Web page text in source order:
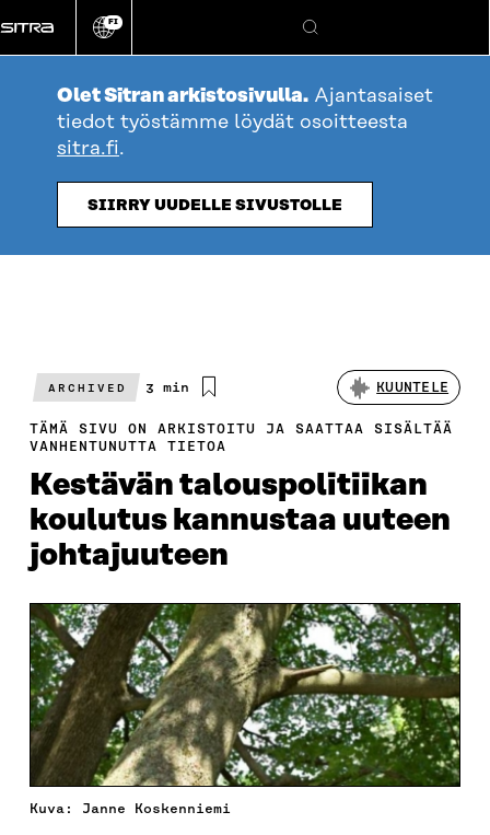
suoraan
sisältöön
Vaihda
kieli
FI
Hae
Olet Sitran arkistosivulla. Ajantasaiset
tiedot työstämme löydät osoitteesta
sitra.fi.
SIIRRY UUDELLE SIVUSTOLLE
ARCHIVED
Arvioitu
3 min KUUNTELE
TÄMÄ SIVU ON ARKISTOITU JA SAATTAA SISÄLTÄÄ
VANHENTUNUTTA TIETOA
Kestävän talouspolitiikan
koulutus kannustaa uuteen
johtajuuteen
Kuva: Janne Koskenniemi